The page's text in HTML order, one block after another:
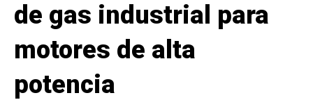
de gas industrial para
motores de alta
potencia